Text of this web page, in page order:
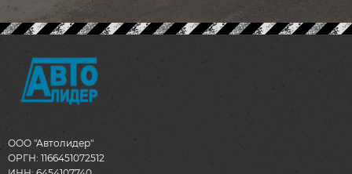
ООО "Автолидер"
ОРГН: 1166451072512